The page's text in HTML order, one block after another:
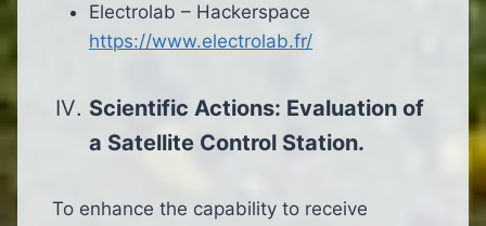
Electrolab – Hackerspace
https://www.electrolab.fr/
Scientific Actions: Evaluation of
a Satellite Control Station.
To enhance the capability to receive